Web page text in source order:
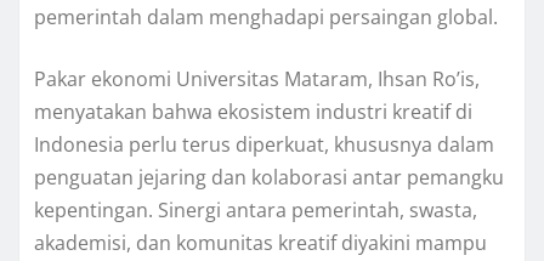
pemerintah dalam menghadapi persaingan global.
Pakar ekonomi Universitas Mataram, Ihsan Ro’is,
menyatakan bahwa ekosistem industri kreatif di
Indonesia perlu terus diperkuat, khususnya dalam
penguatan jejaring dan kolaborasi antar pemangku
kepentingan. Sinergi antara pemerintah, swasta,
akademisi, dan komunitas kreatif diyakini mampu